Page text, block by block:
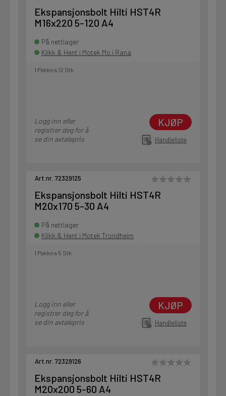
Ekspansjonsbolt Hilti HST4R
M16x220 5-120 A4
På nettlager
Klikk & Hent i Motek Mo i Rana
1 Pakke a 12 Stk
Logg inn eller
registrer deg for å
se din avtalepris
KJØP
Handleliste
Art.nr. 72329125
Ekspansjonsbolt Hilti HST4R
M20x170 5-30 A4
På nettlager
Klikk & Hent i Motek Trondheim
1 Pakke a 5 Stk
Logg inn eller
registrer deg for å
se din avtalepris
KJØP
Handleliste
Art.nr. 72329126
Ekspansjonsbolt Hilti HST4R
M20x200 5-60 A4